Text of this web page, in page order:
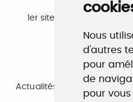
Nous
d'autres
pour
de
pour
1er site emploi du
Actualités, guide et
de la